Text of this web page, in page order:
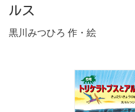
ルス
黒川みつひろ 作・絵